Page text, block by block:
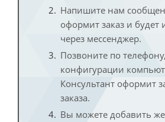
Напишите нам
оформит заказ и
через мессенджер.
Позвоните по
конфигурации
Консультант оформит
заказа.
Вы можете добавить